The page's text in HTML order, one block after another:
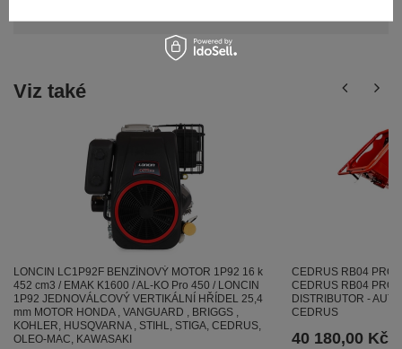
Viz také
LONCIN LC1P92F BENZÍNOVÝ MOTOR 1P92 16 k
452 cm3 / EMAK K1600 / AL-KO Pro 450 / LONCIN
1P92 JEDNOVÁLCOVÝ VERTIKÁLNÍ HŘÍDEL 25,4
mm MOTOR HONDA , VANGUARD , BRIGGS ,
KOHLER, HUSQVARNA , STIHL, STIGA, CEDRUS,
OLEO-MAC, KAWASAKI
CEDRUS RB04
CEDRUS RB04 PRO-
DISTRIBUTOR -
CEDRUS
40 180,00 Kč